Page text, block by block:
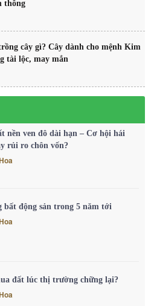
thông
cây gì? Cây dành cho mệnh Kim
tài lộc, may mắn
nền ven đô dài hạn – Cơ hội hái
rủi ro chôn vốn?
bất động sản trong 5 năm tới
đất lúc thị trường chững lại?